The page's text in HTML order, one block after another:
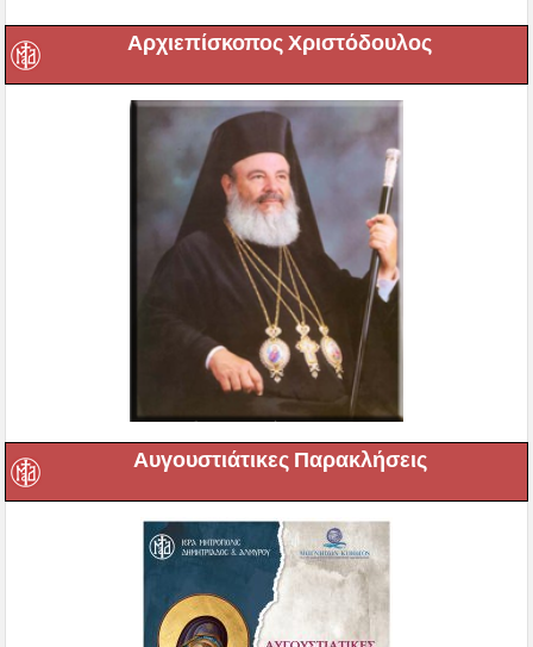
Αρχιεπίσκοπος Χριστόδουλος
Αυγουστιάτικες Παρακλήσεις